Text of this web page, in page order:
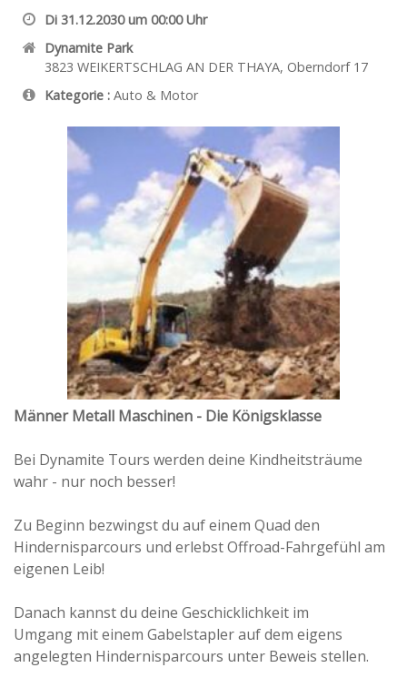
Di 31.12.2030 um 00:00 Uhr
Dynamite Park
3823 WEIKERTSCHLAG AN DER THAYA,Oberndorf 17
Kategorie :Auto & Motor
Männer Metall Maschinen - Die Königsklasse
Bei Dynamite Tours werden deine Kindheitsträume
wahr - nur noch besser!
Zu Beginn bezwingst du auf einem Quad den
Hindernisparcours und erlebst Offroad-Fahrgefühl am
eigenen Leib!
Danach kannst du deine Geschicklichkeit im
Umgang mit einem Gabelstapler auf dem eigens
angelegten Hindernisparcours unter Beweis stellen.